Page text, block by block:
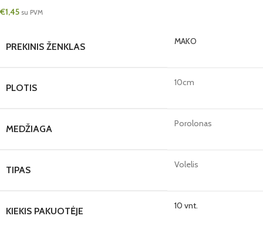
€1,45 su PVM
PREKINIS ŽENKLAS MAKO
PLOTIS 10cm
MEDŽIAGA Porolonas
TIPAS Volelis
KIEKIS PAKUOTĖJE 10 vnt.